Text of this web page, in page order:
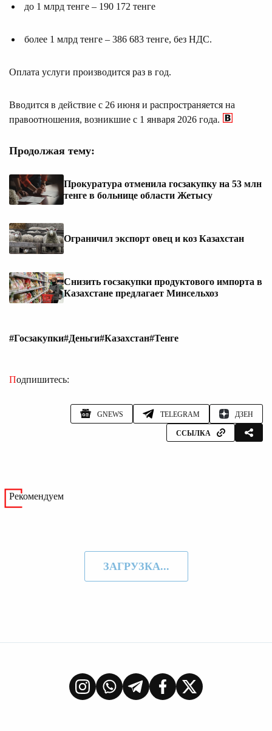
до 1 млрд тенге – 190 172 тенге
более 1 млрд тенге – 386 683 тенге, без НДС.
Оплата услуги производится раз в год.
Вводится в действие с 26 июня и распространяется на
правоотношения, возникшие с 1 января 2026 года.
Продолжая тему:
Прокуратура отменила госзакупку на 53 млн
тенге в больнице области Жетысу
Ограничил экспорт овец и коз Казахстан
Снизить госзакупки продуктового импорта в
Казахстане предлагает Минсельхоз
#Госзакупки#Деньги#Казахстан#Тенге
Подпишитесь:
GNEWS TELEGRAM ДЗЕН
ССЫЛКА
Рекомендуем
ЗАГРУЗКА...